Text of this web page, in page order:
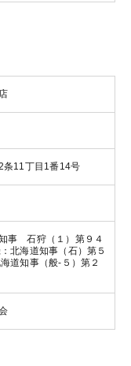
条11丁目1番14号
事 石狩（１）第９４
北海道知事（石）第５
道知事（般-５）第２